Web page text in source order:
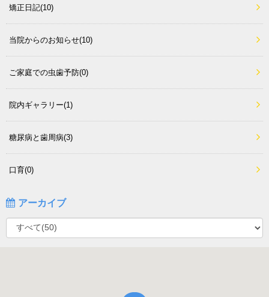
矯正日記(10)
当院からのお知らせ(10)
ご家庭での虫歯予防(0)
院内ギャラリー(1)
糖尿病と歯周病(3)
口育(0)
アーカイブ